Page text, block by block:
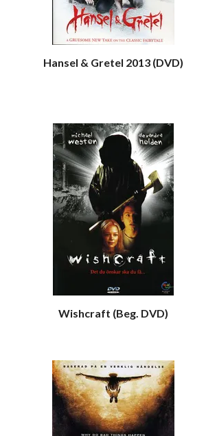
Hansel & Gretel 2013 (DVD)
Wishcraft (Beg. DVD)